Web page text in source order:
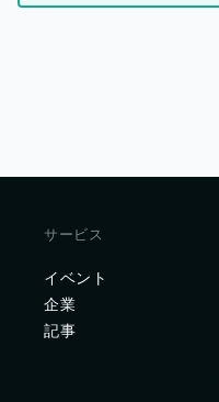
サービス
イベント
企業
記事